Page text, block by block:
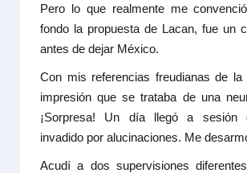
Pero lo que realmente me
fondo la propuesta de Lacan, fue un
antes de dejar México.
Con mis referencias freudianas de la
impresión que se trataba de una
¡Sorpresa! Un día llegó a sesión
invadido por alucinaciones. Me
Acudí a dos supervisiones